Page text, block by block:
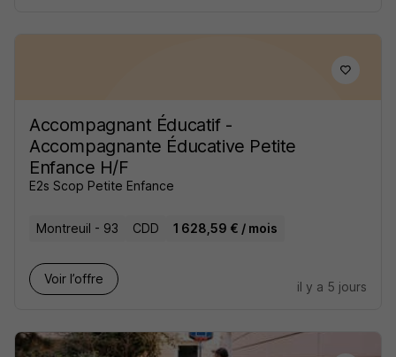
Accompagnant Éducatif -
Accompagnante Éducative Petite
Enfance H/F
E2s Scop Petite Enfance
Montreuil - 93 CDD 1 628,59 € / mois
Voir l’offre
il y a 5 jours